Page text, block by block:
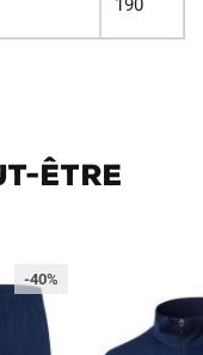
190
être
-40%